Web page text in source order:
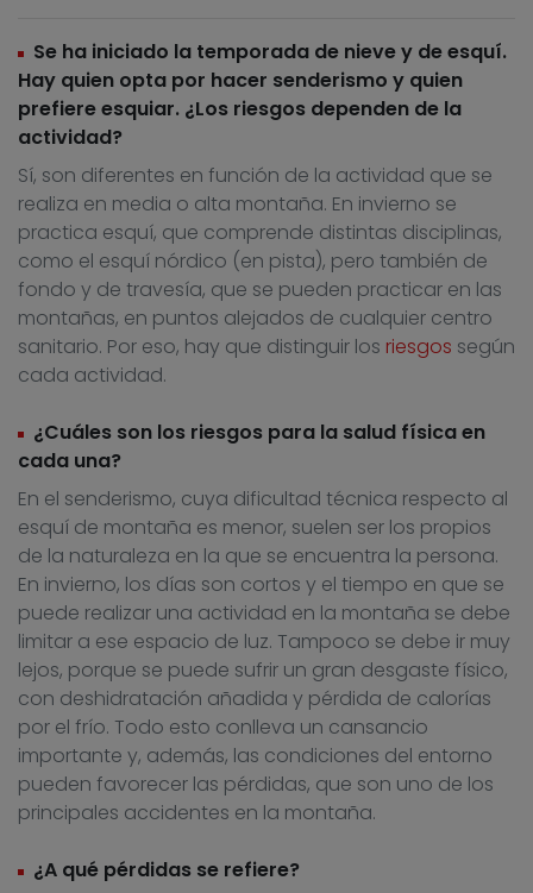
Se ha iniciado la temporada de nieve y de esquí.
Hay quien opta por hacer senderismo y quien
prefiere esquiar. ¿Los riesgos dependen de la
actividad?
Sí, son diferentes en función de la actividad que se
realiza en media o alta montaña. En invierno se
practica esquí, que comprende distintas disciplinas,
como el esquí nórdico (en pista), pero también de
fondo y de travesía, que se pueden practicar en las
montañas, en puntos alejados de cualquier centro
sanitario. Por eso, hay que distinguir los riesgos según
cada actividad.
¿Cuáles son los riesgos para la salud física en
cada una?
En el senderismo, cuya dificultad técnica respecto al
esquí de montaña es menor, suelen ser los propios
de la naturaleza en la que se encuentra la persona.
En invierno, los días son cortos y el tiempo en que se
puede realizar una actividad en la montaña se debe
limitar a ese espacio de luz. Tampoco se debe ir muy
lejos, porque se puede sufrir un gran desgaste físico,
con deshidratación añadida y pérdida de calorías
por el frío. Todo esto conlleva un cansancio
importante y, además, las condiciones del entorno
pueden favorecer las pérdidas, que son uno de los
principales accidentes en la montaña.
¿A qué pérdidas se refiere?